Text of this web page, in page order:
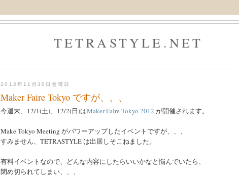
TETRASTYLE.NET
2012年11月30日金曜日
Maker Faire Tokyo ですが、、、
今週末、12/1(土)、12/2(日)はMaker Faire Tokyo 2012 が開催されます。
Make Tokyo Meeting がパワーアップしたイベントですが、、、
すみません、TETRASTYLE は出展しそこねました。
有料イベントなので、どんな内容にしたらいいかなと悩んでいたら、
閉め切られてしまい、、、